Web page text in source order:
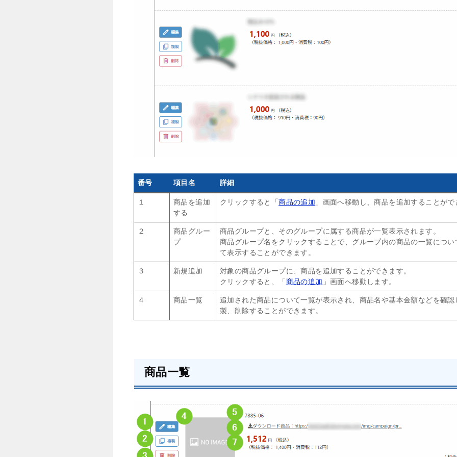
番号 項目名 詳細
１
商品を追加
する
クリックすると「商品の追加 」画面へ移動し、商品を追加することが
２
商品グルー
プ
商品グループと、そのグループに属する商品が一覧表示されます。
商品グループ名をクリックすることで、グループ内の商品の一覧につ
て表示することができます。
３ 新規追加
対象の商品グループに、商品を追加することができます。
クリックすると、「 商品の追加 」画面へ移動します。
４ 商品一覧
追加された商品について一覧が表示され、商品名や基本金額などを確
製、削除することができます。
商品一覧